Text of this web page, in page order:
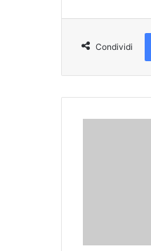
Condividi
del